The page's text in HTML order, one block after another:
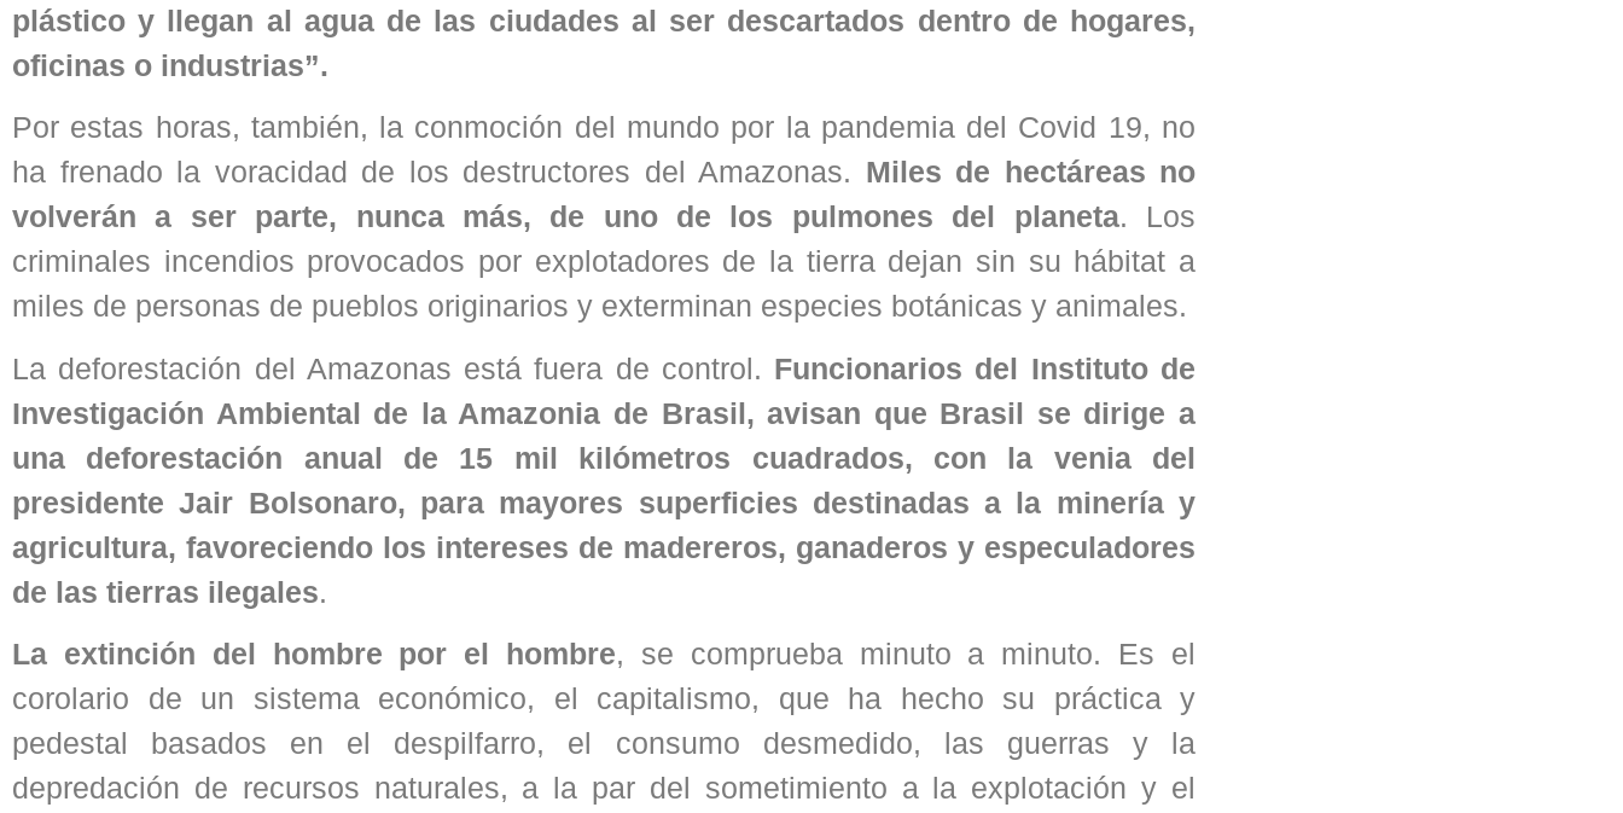
plástico y llegan al agua de las ciudades al ser descartados dentro de hogares,
oficinas o industrias”.
Por estas horas, también, la conmoción del mundo por la pandemia del Covid 19, no
ha frenado la voracidad de los destructores del Amazonas. Miles de hectáreas no
volverán a ser parte, nunca más, de uno de los pulmones del planeta. Los
criminales incendios provocados por explotadores de la tierra dejan sin su hábitat a
miles de personas de pueblos originarios y exterminan especies botánicas y animales.
La deforestación del Amazonas está fuera de control. Funcionarios del Instituto de
Investigación Ambiental de la Amazonia de Brasil, avisan que Brasil se dirige a
una deforestación anual de 15 mil kilómetros cuadrados, con la venia del
presidente Jair Bolsonaro, para mayores superficies destinadas a la minería y
agricultura, favoreciendo los intereses de madereros, ganaderos y especuladores
de las tierras ilegales.
La extinción del hombre por el hombre, se comprueba minuto a minuto. Es el
corolario de un sistema económico, el capitalismo, que ha hecho su práctica y
pedestal basados en el despilfarro, el consumo desmedido, las guerras y la
depredación de recursos naturales, a la par del sometimiento a la explotación y el